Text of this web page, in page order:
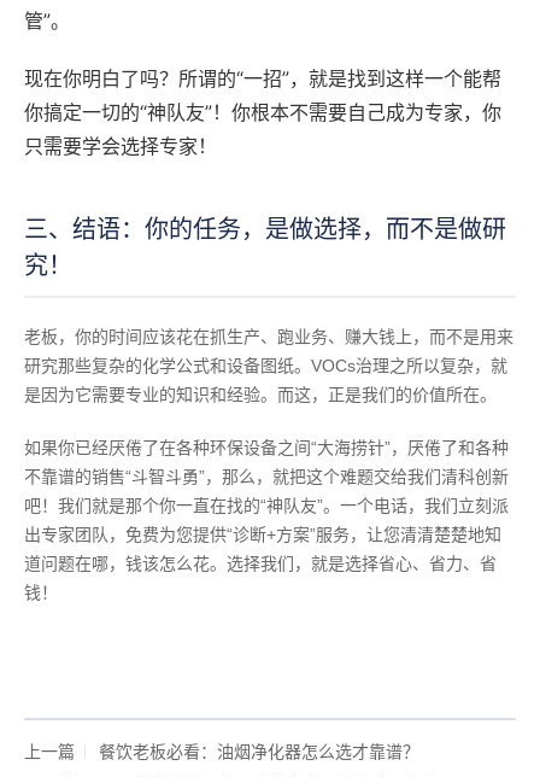
管”。
现在你明白了吗？所谓的“一招”，就是找到这样一个能帮
你搞定一切的“神队友”！你根本不需要自己成为专家，你
只需要学会选择专家！
三、结语：你的任务，是做选择，而不是做研
究！
老板，你的时间应该花在抓生产、跑业务、赚大钱上，而不是用来
研究那些复杂的化学公式和设备图纸。VOCs治理之所以复杂，就
是因为它需要专业的知识和经验。而这，正是我们的价值所在。
如果你已经厌倦了在各种环保设备之间“大海捞针”，厌倦了和各种
不靠谱的销售“斗智斗勇”，那么，就把这个难题交给我们清科创新
吧！我们就是那个你一直在找的“神队友”。一个电话，我们立刻派
出专家团队，免费为您提供“诊断+方案”服务，让您清清楚楚地知
道问题在哪，钱该怎么花。选择我们，就是选择省心、省力、省
钱！
上一篇
餐饮老板必看：油烟净化器怎么选才靠谱？